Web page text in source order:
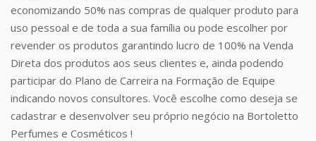
economizando 50% nas compras de qualquer produto para
uso pessoal e de toda a sua família ou pode escolher por
revender os produtos garantindo lucro de 100% na Venda
Direta dos produtos aos seus clientes e, ainda podendo
participar do Plano de Carreira na Formação de Equipe
indicando novos consultores. Você escolhe como deseja se
cadastrar e desenvolver seu próprio negócio na Bortoletto
Perfumes e Cosméticos !